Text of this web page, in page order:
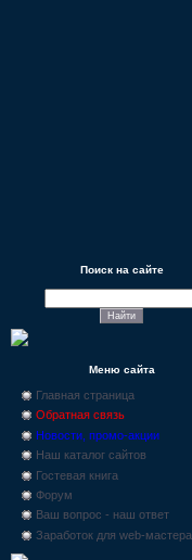
Поиск на сайте
Меню сайта
Главная страница
Обратная связь
Новости, промо-акции
Наш каталог сайтов
Гостевая книга
Форум
Ваш вопрос - наш ответ
Заработок для web-мастера